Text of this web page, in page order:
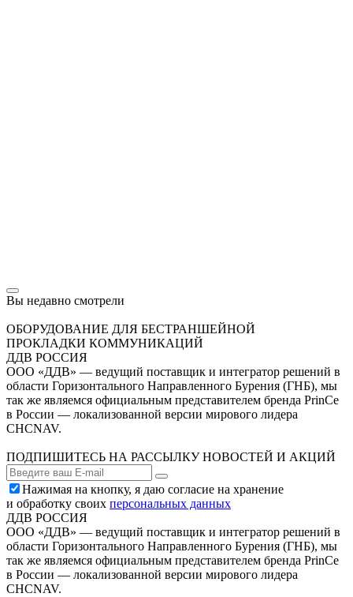
Вы недавно смотрели
ОБОРУДОВАНИЕ ДЛЯ БЕСТРАНШЕЙНОЙ
ПРОКЛАДКИ КОММУНИКАЦИЙ
ДДВ РОССИЯ
ООО «ДДВ» — ведущий поставщик и интегратор решений в
области Горизонтального Направленного Бурения (ГНБ), мы
так же являемся официальным представителем бренда PrinCe
в России — локализованной версии мирового лидера
CHCNAV.
ПОДПИШИТЕСЬ НА РАССЫЛКУ НОВОСТЕЙ И АКЦИЙ
Нажимая на кнопку, я даю согласие на хранение
и обработку своих персональных данных
ДДВ РОССИЯ
ООО «ДДВ» — ведущий поставщик и интегратор решений в
области Горизонтального Направленного Бурения (ГНБ), мы
так же являемся официальным представителем бренда PrinCe
в России — локализованной версии мирового лидера
CHCNAV.